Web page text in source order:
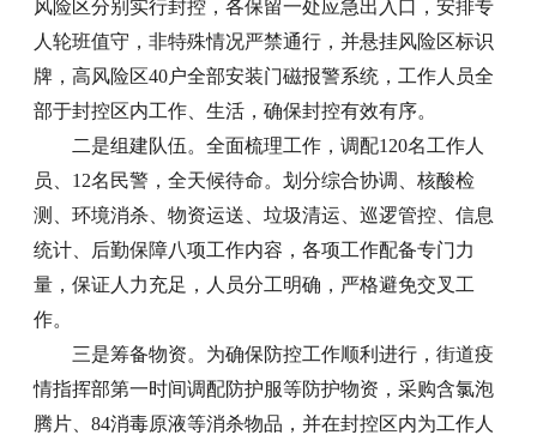
风险区分别实行封控，各保留一处应急出入口，安排专
人轮班值守，非特殊情况严禁通行，并悬挂风险区标识
牌，高风险区40户全部安装门磁报警系统，工作人员全
部于封控区内工作、生活，确保封控有效有序。
二是组建队伍。全面梳理工作，调配120名工作人
员、12名民警，全天候待命。划分综合协调、核酸检
测、环境消杀、物资运送、垃圾清运、巡逻管控、信息
统计、后勤保障八项工作内容，各项工作配备专门力
量，保证人力充足，人员分工明确，严格避免交叉工
作。
三是筹备物资。为确保防控工作顺利进行，街道疫
情指挥部第一时间调配防护服等防护物资，采购含氯泡
腾片、84消毒原液等消杀物品，并在封控区内为工作人